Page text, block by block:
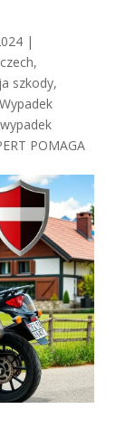
|
,
szkody,
Wypadek
wypadek
POMAGA